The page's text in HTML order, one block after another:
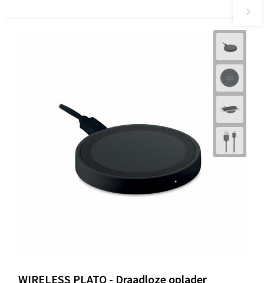
WIRELESS PLATO - Draadloze oplader